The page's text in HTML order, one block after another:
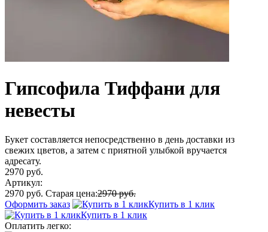
Гипсофила Тиффани для
невесты
Букет составляется непосредственно в день доставки из
свежих цветов, а затем с приятной улыбкой вручается
адресату.
2970 руб.
Артикул:
2970 руб. Старая цена:2970 руб.
Оформить заказ
Купить в 1 клик
Купить в 1 клик
Оплатить легко: